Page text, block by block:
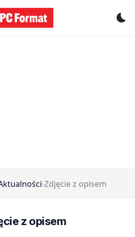
›Zdjęcie z opisem
z opisem